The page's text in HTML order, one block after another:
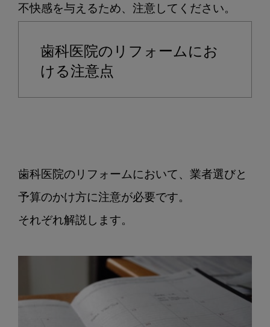
歯科医院のリフォームにお
ける注意点
歯科医院のリフォームにおいて、業者選びと
予算のかけ方に注意が必要です。
それぞれ解説します。